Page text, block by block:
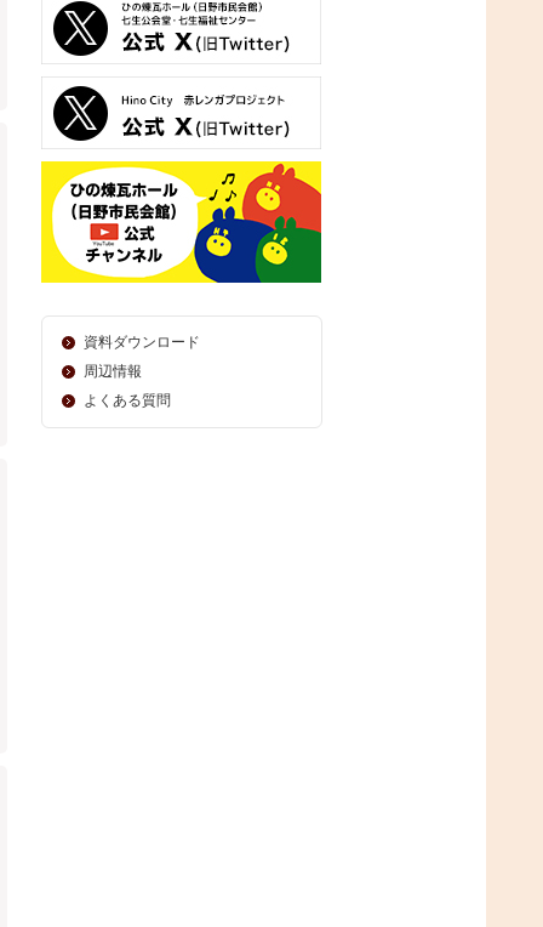
資料ダウンロード
周辺情報
よくある質問